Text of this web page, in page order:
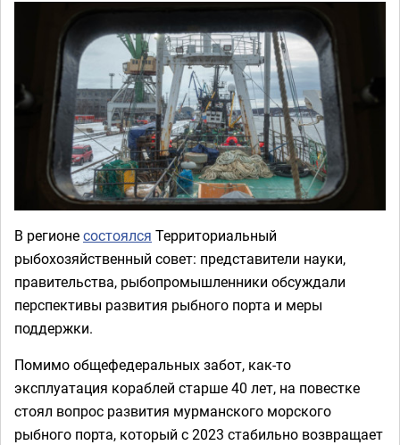
В регионесостоялся Территориальный
рыбохозяйственный совет: представители науки,
правительства, рыбопромышленники обсуждали
перспективы развития рыбного порта и меры
поддержки.
Помимо общефедеральных забот, как-то
эксплуатация кораблей старше 40 лет, на повестке
стоял вопрос развития мурманского морского
рыбного порта, который с 2023 стабильно возвращает